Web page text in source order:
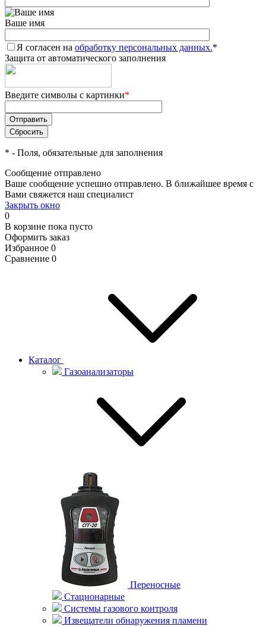
Ваше имя
Я согласен на обработку персональных данных.*
Защита от автоматического заполнения
Введите символы с картинки*
* - Поля, обязательные для заполнения
Сообщение отправлено
Ваше сообщение успешно отправлено. В ближайшее время с
Вами свяжется наш специалист
Закрыть окно
0
В корзине пока пусто
Оформить заказ
Избранное 0
Сравнение 0
Каталог
Газоанализаторы
Переносные
Стационарные
Системы газового контроля
Извещатели обнаружения пламени